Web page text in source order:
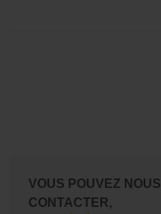
VOUS POUVEZ NOUS
CONTACTER,